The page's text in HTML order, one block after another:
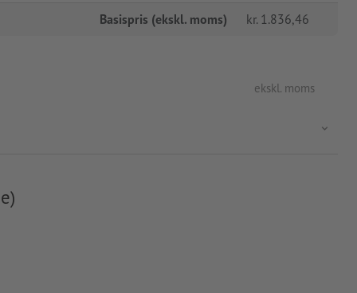
Basispris (ekskl. moms) kr. 1.836,46
ekskl. moms